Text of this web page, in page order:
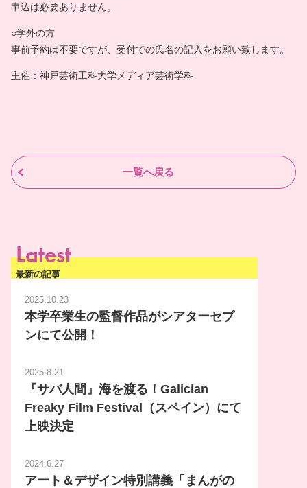
申込は必要ありません。
○学外の方
事前予約は不要ですが、受付での氏名の記入をお願い致します。
主催：神戸芸術工科大学メディア芸術学科
一覧へ戻る
Latest
最新の記事
2025.10.23
本学卒業生の監督作品がシアターセブ
ンにて公開！
2025.8.21
『サバ人間』海を渡る！Galician
Freaky Film Festival（スペイン）にて
上映決定
2024.6.27
アート＆デザイン特別講義「まんがの